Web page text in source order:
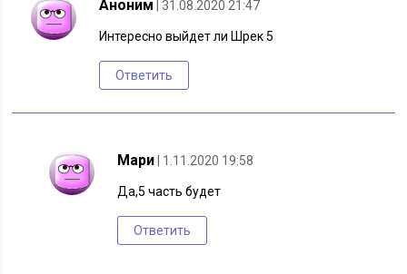
Аноним | 31.08.2020 21:47
Интересно выйдет ли Шрек 5
Ответить
Мари | 1.11.2020 19:58
Да,5 часть будет
Ответить